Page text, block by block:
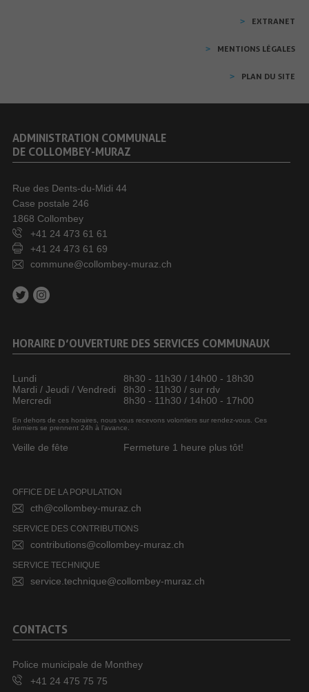
EXTRANET
MENTIONS LÉGALES
PLAN DU SITE
ADMINISTRATION COMMUNALE
DE COLLOMBEY-MURAZ
Rue des Dents-du-Midi 44
Case postale 246
1868 Collombey
+41 24 473 61 61
+41 24 473 61 69
commune@collombey-muraz.ch
HORAIRE D’OUVERTURE DES SERVICES COMMUNAUX
Lundi
8h30 - 11h30 / 14h00 - 18h30
Mardi / Jeudi / Vendredi
8h30 - 11h30 / sur rdv
Mercredi
8h30 - 11h30 / 14h00 - 17h00
En dehors de ces horaires, nous vous recevons volontiers sur rendez-vous. Ces
derniers se prennent 24h à l’avance.
Veille de fête Fermeture 1 heure plus tôt!
OFFICE DE LA POPULATION
cth@collombey-muraz.ch
SERVICE DES CONTRIBUTIONS
contributions@collombey-muraz.ch
SERVICE TECHNIQUE
service.technique@collombey-muraz.ch
CONTACTS
Police municipale de Monthey
+41 24 475 75 75